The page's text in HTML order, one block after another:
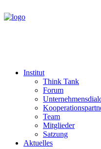
Institut
Think Tank
Forum
Team
Mitglieder
Satzung
Aktuelles